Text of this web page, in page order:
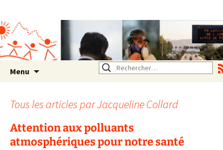
Rhône Alpes
Un environnement sain pour
la santé de tous
Menu Rechercher :
Tous les articles parJacqueline Collard
Attention aux polluants
atmosphériques pour notre santé